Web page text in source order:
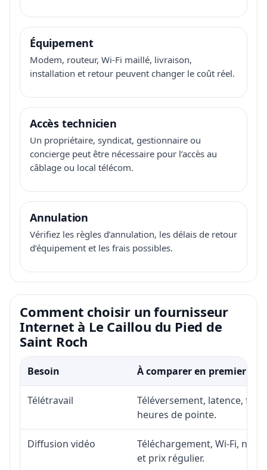
Équipement
Modem, routeur, Wi-Fi maillé, livraison,
installation et retour peuvent changer le coût réel.
Accès technicien
Un propriétaire, syndicat, gestionnaire ou
concierge peut être nécessaire pour l’accès au
câblage ou local télécom.
Annulation
Vérifiez les règles d’annulation, les délais de retour
d’équipement et les frais possibles.
Comment choisir un fournisseur
Internet à Le Caillou du Pied de
Saint Roch
Besoin À comparer en premier
Télétravail
Téléversement, latence,
heures de pointe.
Diffusion vidéo
Téléchargement, Wi-Fi,
et prix régulier.